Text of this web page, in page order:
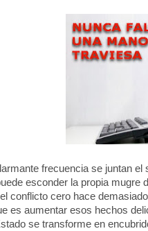
frecuencia se juntan
esconder la propia
conflicto cero hace
es aumentar esos hechos
se transforme en